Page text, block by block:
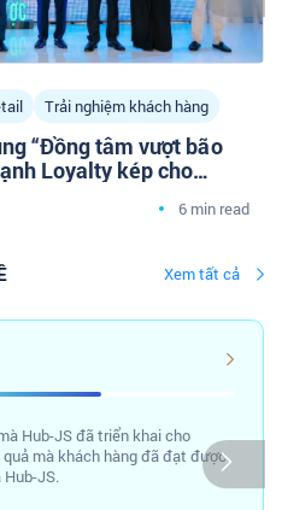
Trải nghiệm khách hàng
“Đồng tâm vượt bão
Loyalty kép cho
phối cùng cộng đồng6 min read
Xem tất cả
Hub-JS đã triển khai cho
mà khách hàng đã đạt được
Hub-JS.